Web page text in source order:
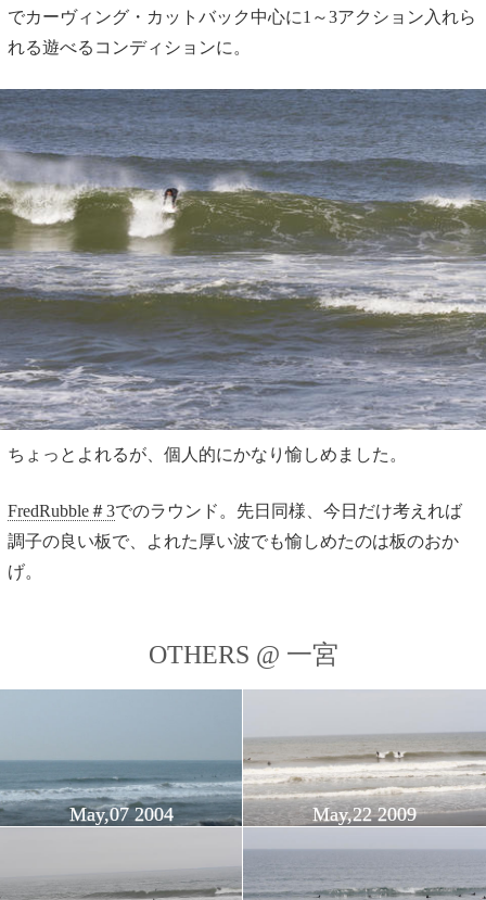
でカーヴィング・カットバック中心に1～3アクション入れら
れる遊べるコンディションに。
ちょっとよれるが、個人的にかなり愉しめました。
FredRubble＃3でのラウンド。先日同様、今日だけ考えれば
調子の良い板で、よれた厚い波でも愉しめたのは板のおか
げ。
OTHERS @ 一宮
May,07 2004 May,22 2009